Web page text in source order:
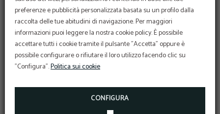
preferenze e pubblicità personalizzata basata su un profilo dalla
raccolta delle tue abitudini di navigazione. Per maggiori
informazioni puoi leggere la nostra cookie policy. È possibile
accettare tutti i cookie tramite il pulsante "Accetta" oppure è
possibile configurare o rifiutare il loro utilizzo facendo clic su
"Configura".Politica sui cookie
CONFIGURA
CONTATTO E MAPPA
L'INCANTEVOLE TEMPLE PRADORREY SI TROVA VICINO
ALLA CITTÀ DI ASTORGA, IN UNA ZONA NATURALE
PRIVILEGIATA E CON FACILE ACCESSO
DALL’AUTOSTRADA A-6 MADRID CORUÑA.